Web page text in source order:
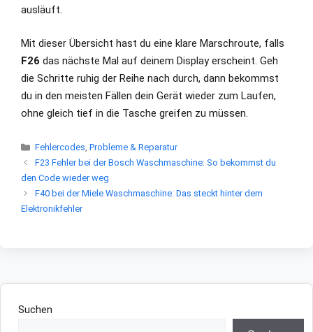
ausläuft.
Mit dieser Übersicht hast du eine klare Marschroute, falls
F26 das nächste Mal auf deinem Display erscheint. Geh
die Schritte ruhig der Reihe nach durch, dann bekommst
du in den meisten Fällen dein Gerät wieder zum Laufen,
ohne gleich tief in die Tasche greifen zu müssen.
Kategorien
Fehlercodes,Probleme & Reparatur
F23 Fehler bei der Bosch Waschmaschine: So bekommst du
den Code wieder weg
F40 bei der Miele Waschmaschine: Das steckt hinter dem
Elektronikfehler
Suchen